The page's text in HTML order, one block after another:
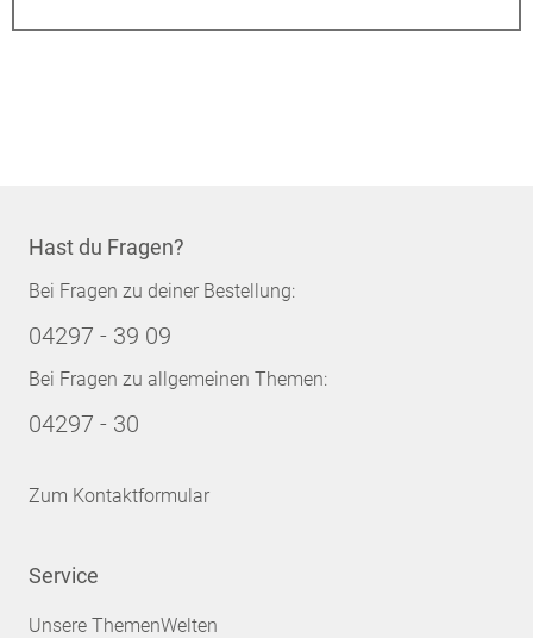
Hast du Fragen?
Bei Fragen zu deiner Bestellung:
04297 - 39 09
Bei Fragen zu allgemeinen Themen:
04297 - 30
Zum Kontaktformular
Service
Unsere ThemenWelten